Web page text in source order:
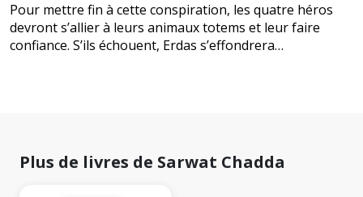
Pour mettre fin à cette conspiration, les quatre héros
devront s’allier à leurs animaux totems et leur faire
confiance. S’ils échouent, Erdas s’effondrera…
Plus de livres de Sarwat Chadda